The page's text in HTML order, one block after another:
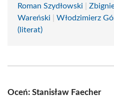
Roman Szydłowski
Wareński
Włodzimierz
(literat)
Oceń: Stanisław Faecher